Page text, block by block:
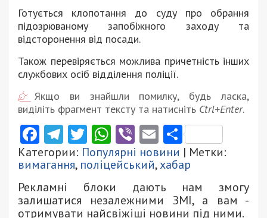
Готується клопотання до суду про обрання
підозрюваному запобіжного заходу та
відсторонення від посади.
Також перевіряється можлива причетність інших
службових осіб відділення поліції.
Якщо ви знайшли помилку, будь ласка,
виділіть фрагмент тексту та натисніть Ctrl+Enter.
Facebook
Telegram
Twitter
WhatsApp
ViberEmail
Категории: Популярні новини | Метки:
вимагання, поліцейський,хабар
Рекламні блоки дають нам змогу
залишатися незалежними ЗМІ, а вам -
отримувати найсвіжіші новини під ними.